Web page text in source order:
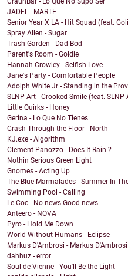
JADEL - MARTE
Senior Year X LA - Hit Squad (feat.
Spray Allen - Sugar
Trash Garden - Dad Bod
Parent's Room - Goldie
Hannah Crowley - Selfish Love
Jane's Party - Comfortable People
Adolph White Jr - Standing in the
SLNP Art - Crooked Smile (feat. SLNP
Little Quirks - Honey
Gerina - Lo Que No Tienes
Crash Through the Floor - North
KJ.exe - Algorithm
Clement Panozzo - Does It Rain ?
Nothin Serious Green Light
Gnomes - Acting Up
The Blue Marmalades - Summer In
Swimming Pool - Calling
Le Coc - No news Good news
Anteero - NOVA
Pyro - Hold Me Down
World Without Humans - Eclipse
Markus D'Ambrosi - Markus
dahhuz - error
Soul de Vienne - You'll Be the Light